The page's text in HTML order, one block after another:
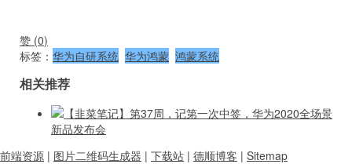
赞 (0)
标签： 华为自研系统 华为鸿蒙 鸿蒙系统
相关推荐
【韭菜笔记】第37周，记第一次中签，华为2020全场景
新品发布会
前端资源 | 图片二维码生成器 | 下载站 | 德顺博客 | Sitemap